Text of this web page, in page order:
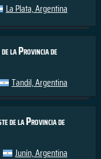
La Plata, Argentina
la Provincia de
Tandil, Argentina
de la Provincia de
Junín, Argentina